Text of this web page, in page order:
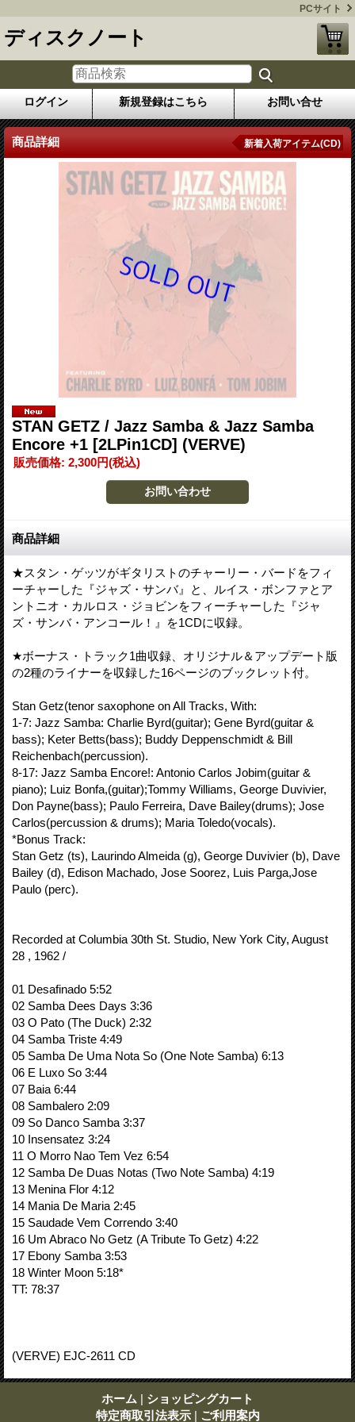
PCサイト
ディスクノート
ログイン 新規登録はこちら お問い合せ
商品詳細 新着入荷アイテム(CD)
STAN GETZ / Jazz Samba & Jazz Samba
Encore +1 [2LPin1CD] (VERVE)
販売価格: 2,300円(税込)
商品詳細
★スタン・ゲッツがギタリストのチャーリー・バードをフィ
ーチャーした『ジャズ・サンバ』と、ルイス・ボンファとア
ントニオ・カルロス・ジョビンをフィーチャーした『ジャ
ズ・サンバ・アンコール！』を1CDに収録。
★ボーナス・トラック1曲収録、オリジナル＆アップデート版
の2種のライナーを収録した16ページのブックレット付。
Stan Getz(tenor saxophone on All Tracks, With:
1-7: Jazz Samba: Charlie Byrd(guitar); Gene Byrd(guitar &
bass); Keter Betts(bass); Buddy Deppenschmidt & Bill
Reichenbach(percussion).
8-17: Jazz Samba Encore!: Antonio Carlos Jobim(guitar &
piano); Luiz Bonfa,(guitar);Tommy Williams, George Duvivier,
Don Payne(bass); Paulo Ferreira, Dave Bailey(drums); Jose
Carlos(percussion & drums); Maria Toledo(vocals).
*Bonus Track:
Stan Getz (ts), Laurindo Almeida (g), George Duvivier (b), Dave
Bailey (d), Edison Machado, Jose Soorez, Luis Parga,Jose
Paulo (perc).
Recorded at Columbia 30th St. Studio, New York City, August
28 , 1962 /
01 Desafinado 5:52
02 Samba Dees Days 3:36
03 O Pato (The Duck) 2:32
04 Samba Triste 4:49
05 Samba De Uma Nota So (One Note Samba) 6:13
06 E Luxo So 3:44
07 Baia 6:44
08 Sambalero 2:09
09 So Danco Samba 3:37
10 Insensatez 3:24
11 O Morro Nao Tem Vez 6:54
12 Samba De Duas Notas (Two Note Samba) 4:19
13 Menina Flor 4:12
14 Mania De Maria 2:45
15 Saudade Vem Correndo 3:40
16 Um Abraco No Getz (A Tribute To Getz) 4:22
17 Ebony Samba 3:53
18 Winter Moon 5:18*
TT: 78:37
(VERVE) EJC-2611 CD
ホーム | ショッピングカート
特定商取引法表示 | ご利用案内